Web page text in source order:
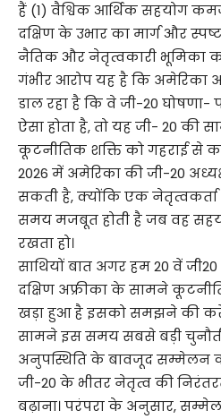
हैं (1) वैश्विक आर्थिक सहयोग
दक्षिण के उभार का मार्ग और
नैतिक और नेतृत्वकारी भूमिका
गंभीर आरोप यह है कि अमेरिका
डाल रहा है कि वे जी-20 घोषणा-
ऐसा होता है, तो यह जी- 20 की
कूटनीतिक शक्ति को गहराई से
2026 में अमेरिका की जी-20
सकती है, क्योंकि एक नेतृत्वकर्ता
समय मजबूत होती है जब वह
रखता हो।
साथियों बात अगर हम 20 वें
दक्षिण अफ्रीका के सामने
खड़ा हुआ है इसको समझने की करें
सामने इस समय सबसे बड़ी
अनुपस्थिति के बावजूद सम्मेलन
जी-20 के भीतर नेतृत्व की
बढ़ाना। परंपरा के अनुसार,